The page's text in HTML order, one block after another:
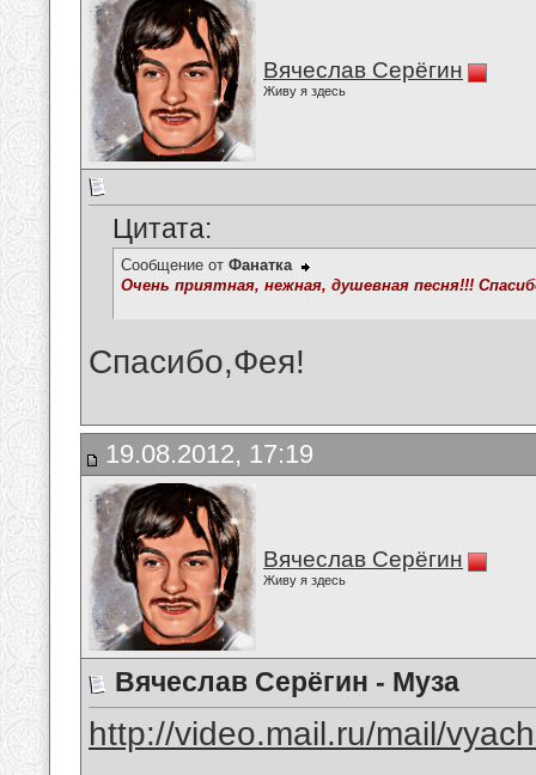
Вячеслав Серёгин
Живу я здесь
Цитата:
Сообщение от Фанатка
Очень приятная, нежная, душевная песня!!!
Спасибо,Фея!
19.08.2012, 17:19
Вячеслав Серёгин
Живу я здесь
Вячеслав Серёгин - Муза
http://video.mail.ru/mail/